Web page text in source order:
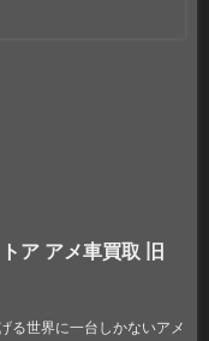
ア アメ車買取 旧
る世界に一台しかないアメ